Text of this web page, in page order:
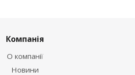
Компанія
О компанії
Новини